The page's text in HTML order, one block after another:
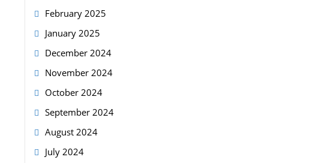
February 2025
January 2025
December 2024
November 2024
October 2024
September 2024
August 2024
July 2024